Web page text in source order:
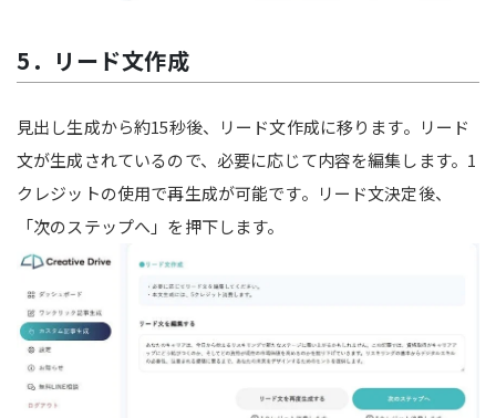
5．リード文作成
見出し生成から約15秒後、リード文作成に移ります。リード
文が生成されているので、必要に応じて内容を編集します。1
クレジットの使用で再生成が可能です。リード文決定後、
「次のステップへ」を押下します。